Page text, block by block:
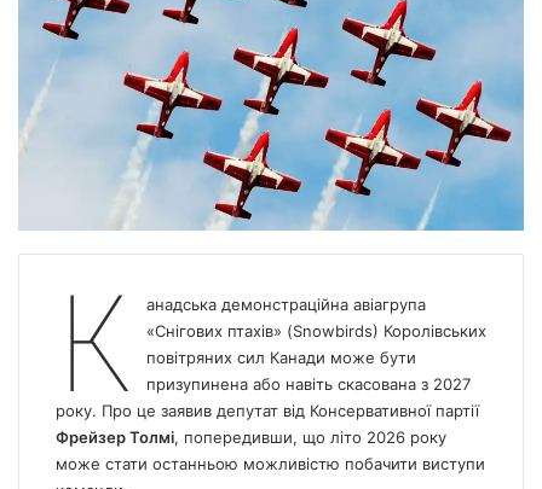
К
анадська демонстраційна авіагрупа
«Снігових птахів» (Snowbirds) Королівських
повітряних сил Канади може бути
призупинена або навіть скасована з 2027
року. Про це заявив депутат від Консервативної партії
Фрейзер Толмі, попередивши, що літо 2026 року
може стати останньою можливістю побачити виступи